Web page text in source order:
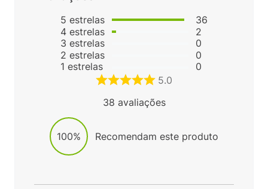
5 estrelas
4 estrelas
3 estrelas
2 estrelas
1 estrelas
36
2
0
0
0
5.0
38 avaliações
100% Recomendam este produto